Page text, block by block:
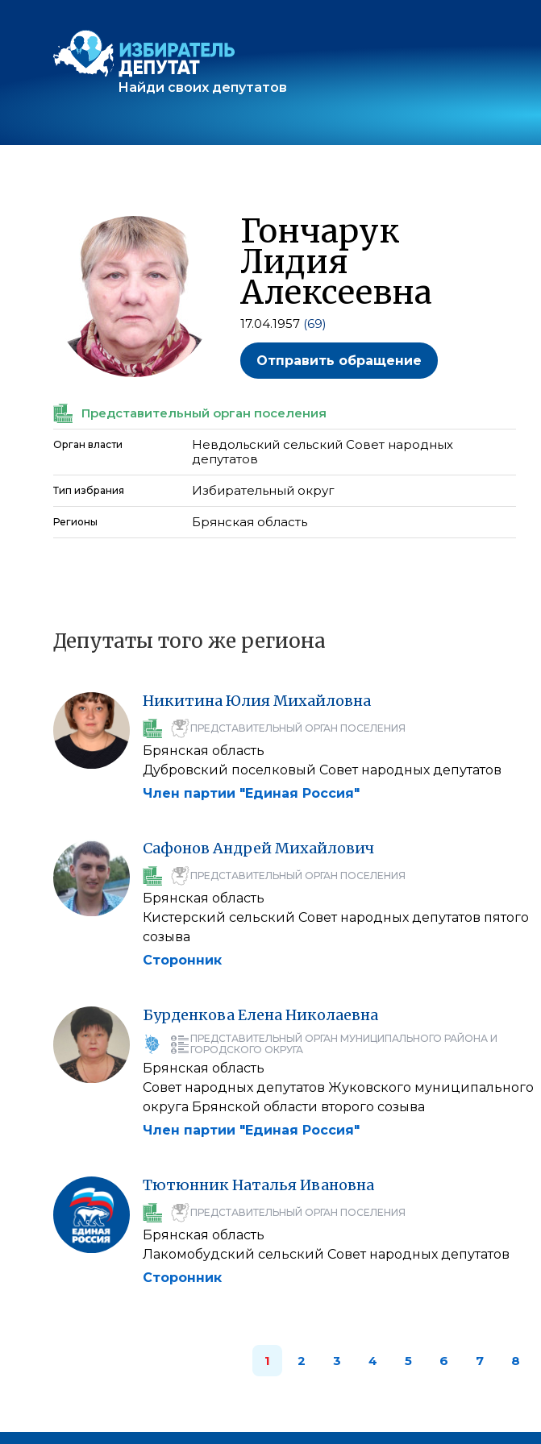
Найди своих депутатов
Гончарук
Лидия
Алексеевна
17.04.1957 (69)
Отправить обращение
Представительный орган поселения
Орган власти
Невдольский сельский Совет народных
депутатов
Тип избрания Избирательный округ
Регионы Брянская область
Депутаты того же региона
НикитинаЮлияМихайловна
ПРЕДСТАВИТЕЛЬНЫЙ ОРГАН ПОСЕЛЕНИЯ
Брянская область
Дубровский поселковый Совет народных депутатов
Член партии "Единая Россия"
Сафонов АндрейМихайлович
ПРЕДСТАВИТЕЛЬНЫЙ ОРГАН ПОСЕЛЕНИЯ
Брянская область
Кистерский сельский Совет народных депутатов пятого
созыва
Сторонник
БурденковаЕленаНиколаевна
ПРЕДСТАВИТЕЛЬНЫЙ ОРГАН МУНИЦИПАЛЬНОГО РАЙОНА И
ГОРОДСКОГО ОКРУГА
Брянская область
Совет народных депутатов Жуковского муниципального
округа Брянской области второго созыва
Член партии "Единая Россия"
ТютюнникНатальяИвановна
ПРЕДСТАВИТЕЛЬНЫЙ ОРГАН ПОСЕЛЕНИЯ
Брянская область
Лакомобудский сельский Совет народных депутатов
Сторонник
1 2 3 4 5 6 7 8